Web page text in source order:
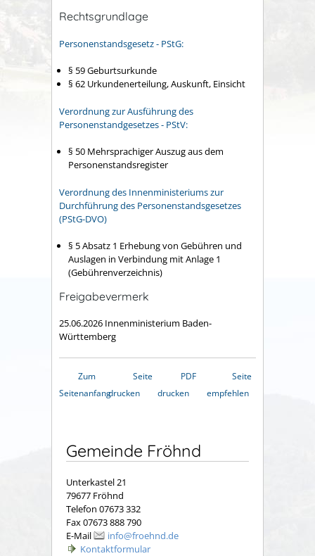
Rechtsgrundlage
Personenstandsgesetz - PStG:
§ 59 Geburtsurkunde
§ 62 Urkundenerteilung, Auskunft, Einsicht
Verordnung zur Ausführung des
Personenstandgesetzes - PStV:
§ 50 Mehrsprachiger Auszug aus dem
Personenstandsregister
Verordnung des Innenministeriums zur
Durchführung des Personenstandsgesetzes
(PStG-DVO)
§ 5 Absatz 1 Erhebung von Gebühren und
Auslagen in Verbindung mit Anlage 1
(Gebührenverzeichnis)
Freigabevermerk
25.06.2026 Innenministerium Baden-
Württemberg
Zum
Seitenanfang
Seite
drucken
PDF
drucken
Seite
empfehlen
Gemeinde Fröhnd
Unterkastel 21
79677 Fröhnd
Telefon 07673 332
Fax 07673 888 790
E-Mail
info@froehnd.de
Kontaktformular